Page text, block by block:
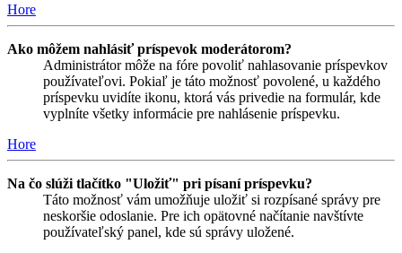
Hore
Ako môžem nahlásiť príspevok moderátorom?
Administrátor môže na fóre povoliť nahlasovanie príspevkov
používateľovi. Pokiaľ je táto možnosť povolené, u každého
príspevku uvidíte ikonu, ktorá vás privedie na formulár, kde
vyplníte všetky informácie pre nahlásenie príspevku.
Hore
Na čo slúži tlačítko "Uložiť" pri písaní príspevku?
Táto možnosť vám umožňuje uložiť si rozpísané správy pre
neskoršie odoslanie. Pre ich opätovné načítanie navštívte
používateľský panel, kde sú správy uložené.